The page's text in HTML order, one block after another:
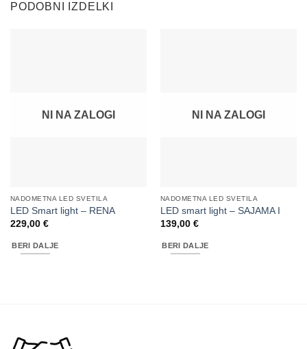
PODOBNI IZDELKI
NI NA ZALOGI
NADOMETNA LED SVETILA
LED Smart light – RENA
229,00 €
BERI DALJE
NI NA ZALOGI
NADOMETNA LED SVETILA
LED smart light – SAJAMA I
139,00 €
BERI DALJE